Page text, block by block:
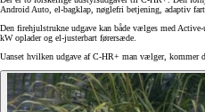
HYBRID
Android Auto, el-bagklap, nøglefri betjening, adaptiv
Den firehjulstrukne udgave kan både vælges med
kW oplader og el-justerbart førersæde.
Uanset hvilken udgave af C-HR+ man vælger, kommer